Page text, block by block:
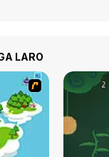
LARO